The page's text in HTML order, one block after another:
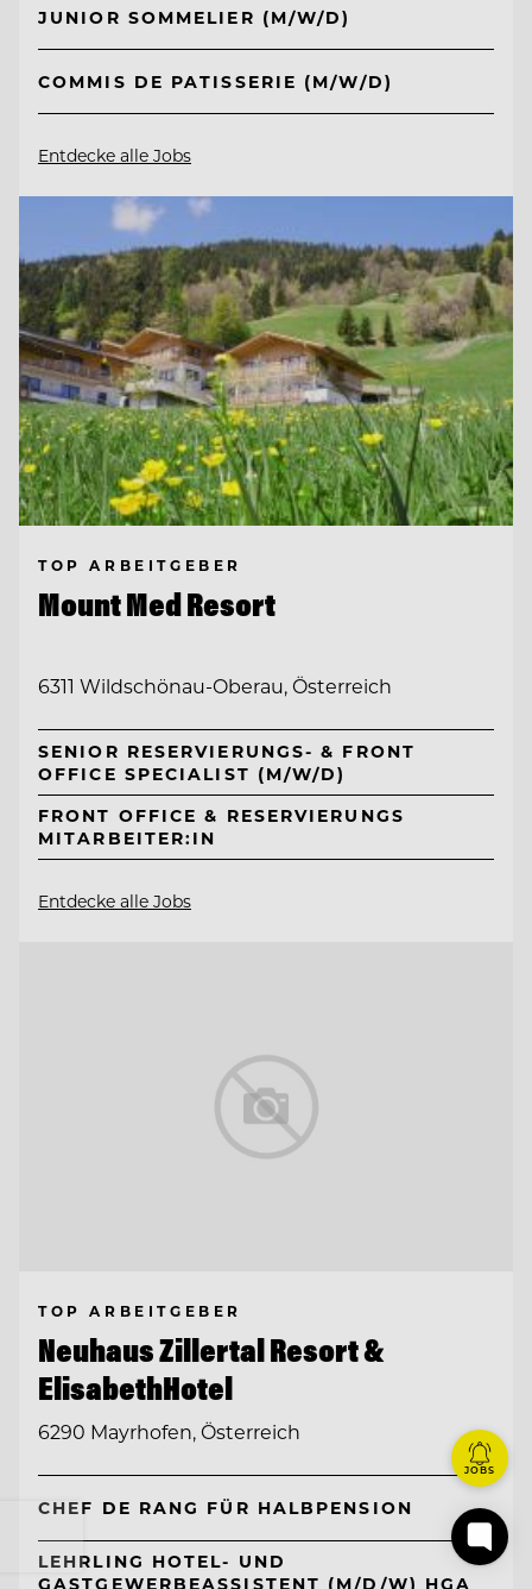
JUNIOR SOMMELIER (M/W/D)
COMMIS DE PATISSERIE (M/W/D)
Entdecke alle Jobs
TOP ARBEITGEBER
Mount Med Resort
6311 Wildschönau-Oberau, Österreich
SENIOR RESERVIERUNGS- & FRONT
OFFICE SPECIALIST (M/W/D)
FRONT OFFICE & RESERVIERUNGS
MITARBEITER:IN
Entdecke alle Jobs
TOP ARBEITGEBER
Neuhaus Zillertal Resort &
ElisabethHotel
6290 Mayrhofen, Österreich
CHEF DE RANG FÜR HALBPENSION
LEHRLING HOTEL- UND
GASTGEWERBEASSISTENT (M/D/W) HGA
JOBS